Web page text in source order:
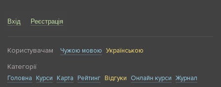
Вхід Реєстрація
Користувачам Чужою мовою Українською
Категорії
Головна Курси Карта Рейтинг Відгуки Онлайн курси Журнал